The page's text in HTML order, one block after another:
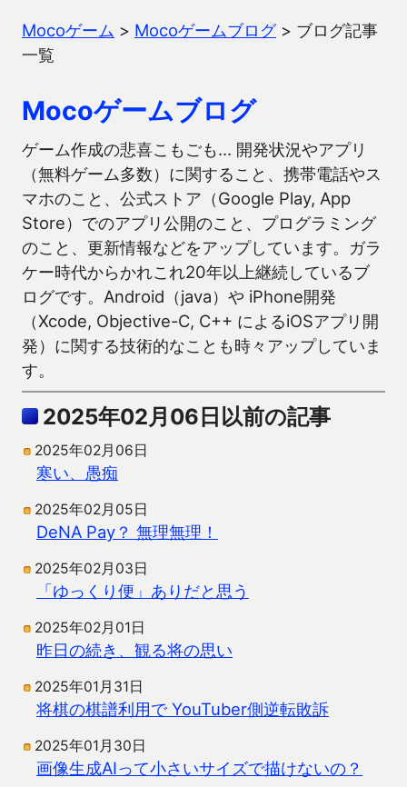
Mocoゲーム > Mocoゲームブログ> ブログ記事
一覧
Mocoゲームブログ
ゲーム作成の悲喜こもごも… 開発状況やアプリ
（無料ゲーム多数）に関すること、携帯電話やス
マホのこと、公式ストア（Google Play, App
Store）でのアプリ公開のこと、プログラミング
のこと、更新情報などをアップしています。ガラ
ケー時代からかれこれ20年以上継続しているブ
ログです。Android（java）や iPhone開発
（Xcode, Objective-C, C++ によるiOSアプリ開
発）に関する技術的なことも時々アップしていま
す。
2025年02月06日以前の記事
2025年02月06日
寒い、愚痴
2025年02月05日
DeNA Pay？ 無理無理！
2025年02月03日
「ゆっくり便」ありだと思う
2025年02月01日
昨日の続き、観る将の思い
2025年01月31日
将棋の棋譜利用で YouTuber側逆転敗訴
2025年01月30日
画像生成AIって小さいサイズで描けないの？